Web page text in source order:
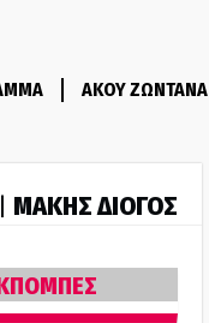
ΑΚΟΥ ΖΩΝΤΑΝΑ
ΜΑΚΗΣ ΔΙΟΓΟΣ